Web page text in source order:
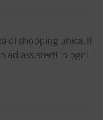
di shopping unica. Il
ad assisterti in ogni